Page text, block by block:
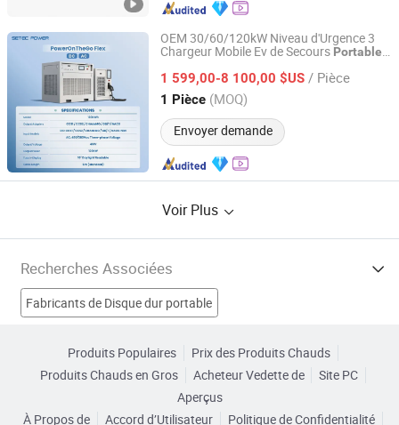
OEM 30/60/120kW Niveau d'Urgence 3
Chargeur Mobile Ev de Secours Portable
1 599,00-8 100,00 $US / Pièce
1 Pièce (MOQ)
Envoyer demande
Shenzhen SETEC Power Co., Ltd.
Guangdong, China Depuis 2013
Voir Plus
Recherches Associées
Fabricants de Disque dur portable
Fabricants de Lecteur MP4 portable
Produits Populaires
Prix des Produits Chauds
Produits Chauds en Gros
Acheteur Vedette de
Site PC
Aperçus
À Propos de
Accord d’Utilisateur Politique de Confidentialité